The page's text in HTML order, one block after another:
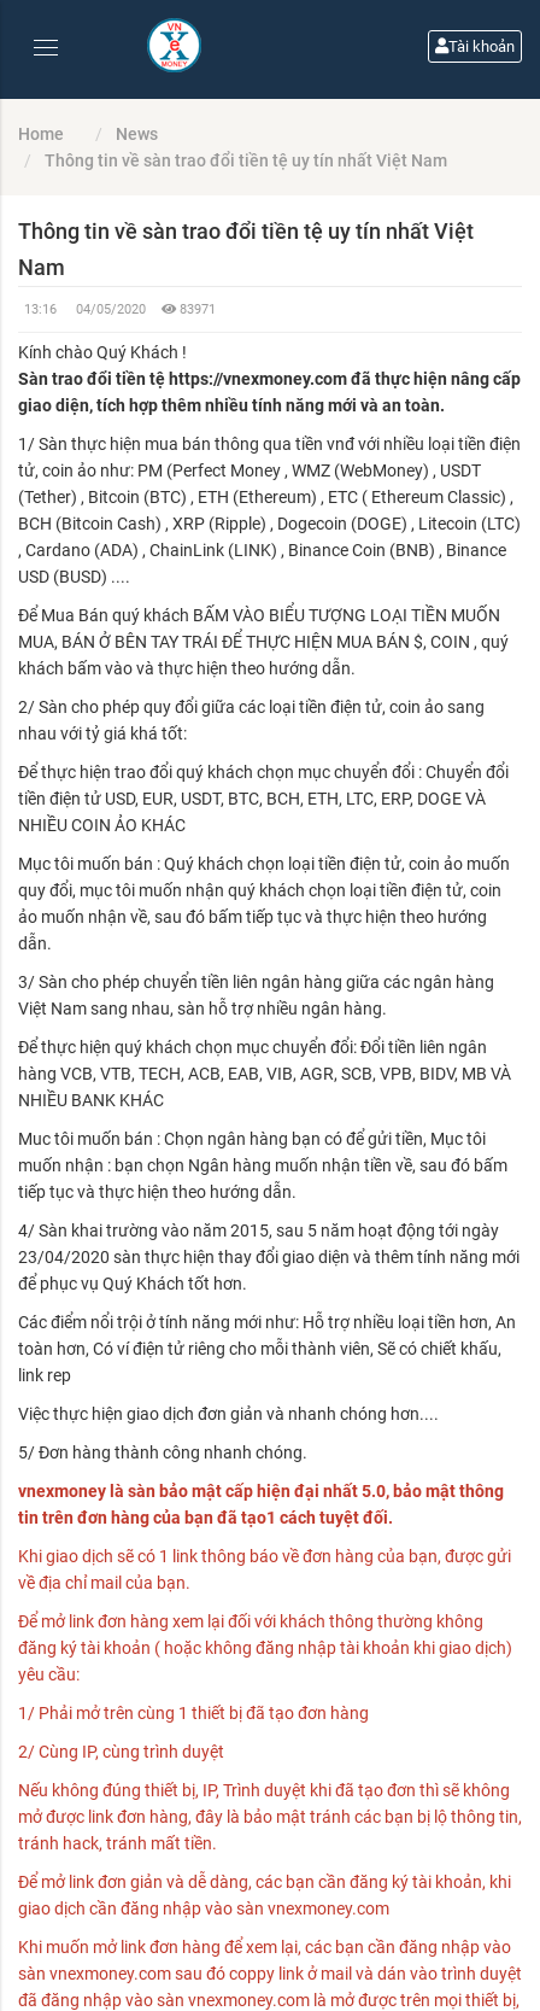
Tài khoản
Home
News
Thông tin về sàn trao đổi tiền tệ uy tín nhất Việt Nam
Thông tin về sàn trao đổi tiền tệ uy tín nhất Việt
Nam
13:16 04/05/2020 83971
Kính chào Quý Khách !
Sàn trao đổi tiền tệ https://vnexmoney.com đã thực hiện nâng cấp
giao diện, tích hợp thêm nhiều tính năng mới và an toàn.
1/ Sàn thực hiện mua bán thông qua tiền vnđ với nhiều loại tiền điện
tử, coin ảo như: PM (Perfect Money , WMZ (WebMoney) , USDT
(Tether) , Bitcoin (BTC) , ETH (Ethereum) , ETC ( Ethereum Classic) ,
BCH (Bitcoin Cash) , XRP (Ripple) , Dogecoin (DOGE) , Litecoin (LTC)
, Cardano (ADA) , ChainLink (LINK) , Binance Coin (BNB) , Binance
USD (BUSD) ....
Để Mua Bán quý khách BẤM VÀO BIỂU TƯỢNG LOẠI TIỀN MUỐN
MUA, BÁN Ở BÊN TAY TRÁI ĐỂ THỰC HIỆN MUA BÁN $, COIN , quý
khách bấm vào và thực hiện theo hướng dẫn.
2/ Sàn cho phép quy đổi giữa các loại tiền điện tử, coin ảo sang
nhau với tỷ giá khá tốt:
Để thực hiện trao đổi quý khách chọn mục chuyển đổi : Chuyển đổi
tiền điện tử USD, EUR, USDT, BTC, BCH, ETH, LTC, ERP, DOGE VÀ
NHIỀU COIN ẢO KHÁC
Mục tôi muốn bán : Quý khách chọn loại tiền điện tử, coin ảo muốn
quy đổi, mục tôi muốn nhận quý khách chọn loại tiền điện tử, coin
ảo muốn nhận về, sau đó bấm tiếp tục và thực hiện theo hướng
dẫn.
3/ Sàn cho phép chuyển tiền liên ngân hàng giữa các ngân hàng
Việt Nam sang nhau, sàn hỗ trợ nhiều ngân hàng.
Để thực hiện quý khách chọn mục chuyển đổi: Đổi tiền liên ngân
hàng VCB, VTB, TECH, ACB, EAB, VIB, AGR, SCB, VPB, BIDV, MB VÀ
NHIỀU BANK KHÁC
Muc tôi muốn bán : Chọn ngân hàng bạn có để gửi tiền, Mục tôi
muốn nhận : bạn chọn Ngân hàng muốn nhận tiền về, sau đó bấm
tiếp tục và thực hiện theo hướng dẫn.
4/ Sàn khai trường vào năm 2015, sau 5 năm hoạt động tới ngày
23/04/2020 sàn thực hiện thay đổi giao diện và thêm tính năng mới
để phục vụ Quý Khách tốt hơn.
Các điểm nổi trội ở tính năng mới như: Hỗ trợ nhiều loại tiền hơn, An
toàn hơn, Có ví điện tử riêng cho mỗi thành viên, Sẽ có chiết khấu,
link rep
Việc thực hiện giao dịch đơn giản và nhanh chóng hơn....
5/ Đơn hàng thành công nhanh chóng.
vnexmoney là sàn bảo mật cấp hiện đại nhất 5.0, bảo mật thông
tin trên đơn hàng của bạn đã tạo1 cách tuyệt đối.
Khi giao dịch sẽ có 1 link thông báo về đơn hàng của bạn, được gửi
về địa chỉ mail của bạn.
Để mở link đơn hàng xem lại đối với khách thông thường không
đăng ký tài khoản ( hoặc không đăng nhập tài khoản khi giao dịch)
yêu cầu:
1/ Phải mở trên cùng 1 thiết bị đã tạo đơn hàng
2/ Cùng IP, cùng trình duyệt
Nếu không đúng thiết bị, IP, Trình duyệt khi đã tạo đơn thì sẽ không
mở được link đơn hàng, đây là bảo mật tránh các bạn bị lộ thông tin,
tránh hack, tránh mất tiền.
Để mở link đơn giản và dễ dàng, các bạn cần đăng ký tài khoản, khi
giao dịch cần đăng nhập vào sàn vnexmoney.com
Khi muốn mở link đơn hàng để xem lại, các bạn cần đăng nhập vào
sàn vnexmoney.com sau đó coppy link ở mail và dán vào trình duyệt
đã đăng nhập vào sàn vnexmoney.com là mở được trên mọi thiết bị,